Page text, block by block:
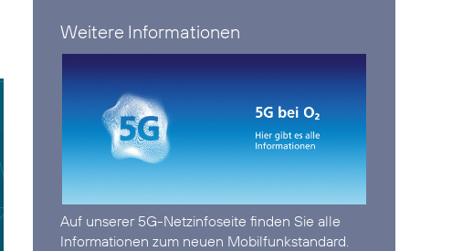
Weitere Informationen
Auf unserer 5G-Netzinfoseite finden Sie alle
Informationen zum neuen Mobilfunkstandard.